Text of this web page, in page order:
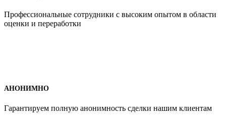
Профессиональные сотрудники с высоким опытом в области
оценки и переработки
АНОНИМНО
Гарантируем полную анонимность сделки нашим клиентам